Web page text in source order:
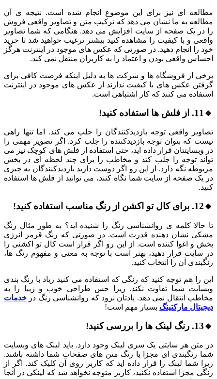
مطالعه ای نیز برای این موضوع انجام شده است. نتیجه ی آن
مطالعه به ما نشان می دهد که ترکیب متن و تصاویر واقعی فروش
را در یک صفحه از سایت افزایش می دهد. هنگامی که شما تصاویر
واقعی و با کیفیت را مشاهده کنید بیشتر ترغیب خواهید شد تا خرید
خود را انجام دهید. در صورتی که عکس های موجود در اینترنت هرگز
احساس واقعی بودن و اعتماد را به کاربران منتقل نمی کند.
برخی از فروشگاه ها و شرکت ها به دلیل اینکه فرصت کافی برای
گرفتن عکس های با کیفیت ندارند از عکس های موجود در اینترنت
استفاده می کنند که کار اشتباهی است.
🔹11. از فلش ها استفاده کنید!
تصاویر واقعی توجه بازدیدکنندگان را جلب می کند. اما تنها راهی
نیست که بتوان توجه بازدیدکننده را جلب کرد. اگر تصویر مهمی را
در وبسایتتان قرار داده اید، حتی استفاده از فلش های کوچک نیز می
تواند توجه را جلب کتد و مخاطب را برای چند لحظه ای در بخش
مربوطه نگه دارد. از این رو اگر دوست دارید بازدیدکنندگان به چیزی
در یک صفحه از سایت شما نگاه کنند، می توانید از فلش ها استفاده
کنید.
🔹12. برای کال تو اکشن از رنگ مناسب استفاده کنید!
تا حالا کلمه ی روانشناسی رنگ را شنیده اید؟ به طور مثال رنگ
مشکی نشان دهنده قدرت است. در صورتی که رنگ قرمز انرژی
بخش و اغوا کننده است. از این رو اگر قرار است کال تو اکشنی را
در سایت قرار دهید، بهتر است با توجه به معنی و مفهوم رنگ ها،
رنگبندی آن را انتخاب کنید.
این را هم توجه کنید که رنگی که استفاده می کنید زیاد با رنگ بندی
وبسایت شما تفاوت نکند. زیرا حس طراحی خوب و زیبا را به
مخاطب انتقال نمی دهد. یادتان نرود که روانشناسی رنگ در خدمات
دیجیتال مارکتینگ بسیار مهم است!
🔹13. رنگ لینک ها را بررسی کنید!
در متن هر سایتی یک سری لینک وجود دارد. باید لینک های وبسایت
شما رنگبندی ای مجزا با رنگ متن های صفحات شما داشته باشند.
زیرا شما لینک را قرار داده اید که کاربر روی آن کلیک کند. اگر از
رنگی مجزا استفاده نکنید، کاربر متوجه نخواهد شد که لینکی در آنجا